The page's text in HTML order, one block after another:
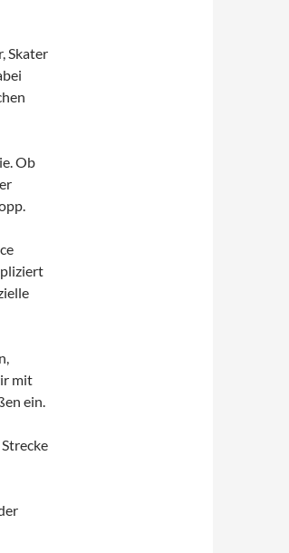
Skater
Ob
mit
ein.